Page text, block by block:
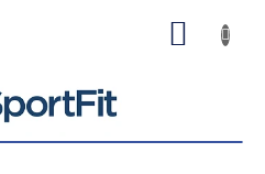
KOSÁR